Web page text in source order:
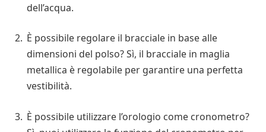
dell’acqua.
È possibile regolare il bracciale in base alle
dimensioni del polso? Sì, il bracciale in maglia
metallica è regolabile per garantire una perfetta
vestibilità.
È possibile utilizzare l’orologio come cronometro?